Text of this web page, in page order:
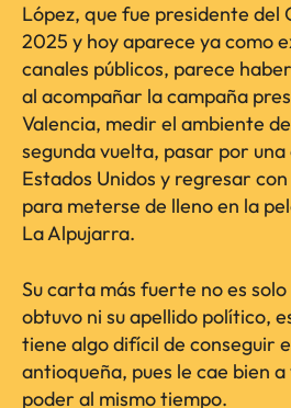
López, que fue presidente del
2025 y hoy aparece ya como
canales públicos, parece
al acompañar la campaña
Valencia, medir el ambiente
segunda vuelta, pasar por
Estados Unidos y regresar
para meterse de lleno en la
La Alpujarra.
Su carta más fuerte no es
obtuvo ni su apellido político,
tiene algo difícil de conseguir
antioqueña, pues le cae bien
poder al mismo tiempo.